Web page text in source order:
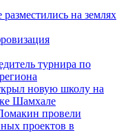
разместились на землях
турнира по
новую школу на
Шамхале
провели
проектов в